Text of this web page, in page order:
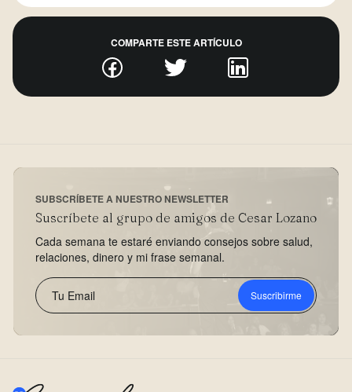
COMPARTE ESTE ARTÍCULO
SUBSCRÍBETE A NUESTRO NEWSLETTER
Suscríbete al grupo de amigos de Cesar Lozano
Cada semana te estaré enviando consejos sobre salud,
relaciones, dinero y mi frase semanal.
Suscribirme